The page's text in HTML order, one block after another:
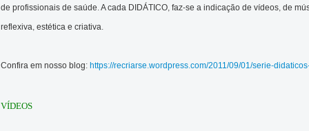
de profissionais de saúde. A cada DIDÁTICO, faz-se a indicação de vídeos, de
reflexiva, estética e criativa.
Confira em nosso blog: https://recriarse.wordpress.com/2011/09/01/serie-
VÍDEOS